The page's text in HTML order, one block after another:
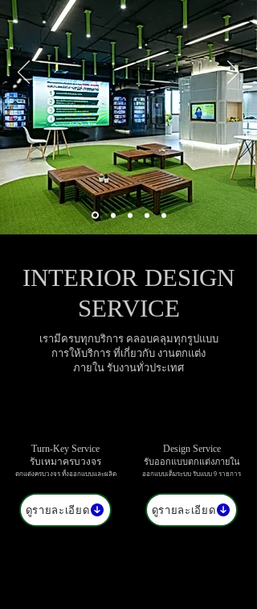
INTERIOR DESIGN
SERVICE
เรามีครบทุกบริการ คลอบคลุมทุกรูปแบบ
การให้บริการ ที่เกี่ยวกับ งานตกแต่ง
ภายใน รับงานทั่วประเทศ
Turn-Key Service
รับเหมาครบวงจร
ตกแต่งครบวงจร ทั้งออกแบบและผลิต
ดูรายละเอียด
Design Service
รับออกแบบตกแต่งภายใน
ออกแบบเต็มระบบ รับแบบ 9 รายการ
ดูรายละเอียด